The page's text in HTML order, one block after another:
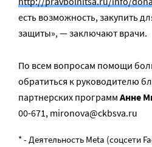
есть возможность, закупить
защиты», — заключают врачи.
По всем вопросам помощи
обратиться к руководителю
партнерских программ Анне
00-671, mironova@ckbsva.ru
* - Деятельность Meta (соцсети